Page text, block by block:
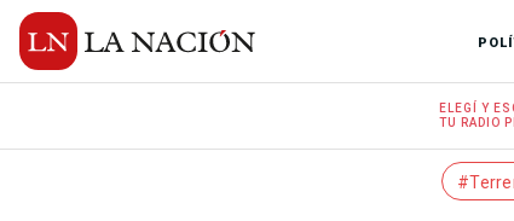
ELEGÍ Y
TU RADIO